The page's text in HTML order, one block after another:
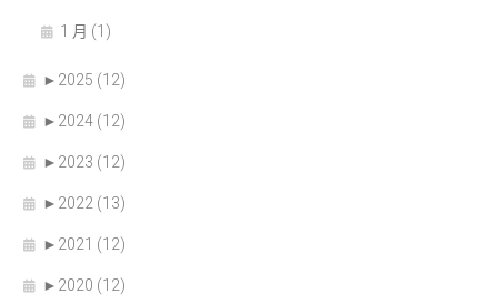
1 月 (1)
► 2025 (12)
► 2024 (12)
► 2023 (12)
► 2022 (13)
► 2021 (12)
► 2020 (12)